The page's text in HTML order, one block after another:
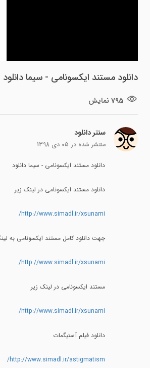
دانلود مستند ایکسونامی - سیما دانلود
795 نمایش
سنتر دانلود
منتشر شده در 05 دی 1398
دانلود مستند ایکسونامی - سیما دانلود
دانلود مستند ایکسونامی در لینک زیر
http://www.simadl.ir/xsunami/
جهت دانلود کامل مستند ایکسونامی به
http://www.simadl.ir/xsunami/
مستند ایکسونامی در لینک زیر
http://www.simadl.ir/xsunami/
دانلود فیلم آستیگمات
http://www.simadl.ir/astigmatism/